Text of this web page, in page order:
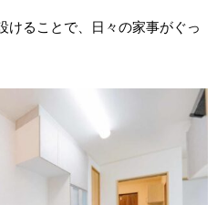
けることで、日々の家事がぐっ